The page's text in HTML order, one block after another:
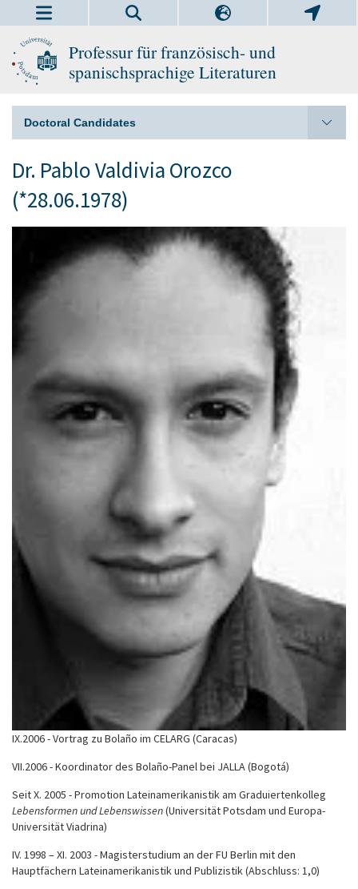
Professur für französisch- und
spanischsprachige Literaturen
Doctoral Candidates
Dr. Pablo Valdivia Orozco
(*28.06.1978)
IX.2006 - Vortrag zu Bolaño im CELARG (Caracas)
VII.2006 - Koordinator des Bolaño-Panel bei JALLA (Bogotá)
Seit X. 2005 - Promotion Lateinamerikanistik am Graduiertenkolleg
Lebensformen und Lebenswissen(Universität Potsdam und Europa-
Universität Viadrina)
IV. 1998 – XI. 2003 - Magisterstudium an der FU Berlin mit den
Hauptfächern Lateinamerikanistik und Publizistik (Abschluss: 1,0)